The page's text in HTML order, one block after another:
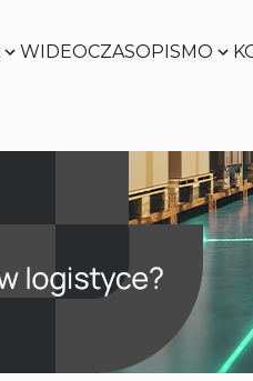
WIDEOCZASOPISMO
Zobacz
Zobacz